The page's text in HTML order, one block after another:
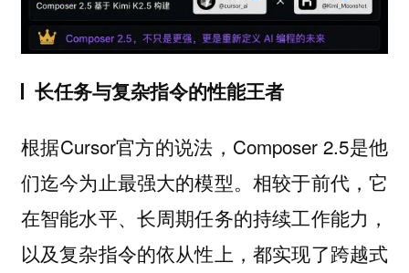
长任务与复杂指令的性能王者
根据Cursor官方的说法，Composer 2.5是他
们迄今为止最强大的模型。相较于前代，它
在智能水平、长周期任务的持续工作能力，
以及复杂指令的依从性上，都实现了跨越式